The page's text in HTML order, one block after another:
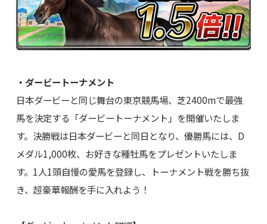
・ダービートーナメント
日本ダービーと同じ舞台の東京競馬場、芝2400mで最強
馬を決定する「ダービートーナメント」を開催いたしま
す。決勝戦は日本ダービーと同日となり、優勝馬には、D
メダル1,000枚、お好きな種牡馬をプレゼントいたしま
す。1人1頭自慢の愛馬を登録し、トーナメント戦を勝ち抜
き、超豪華報酬を手に入れよう！